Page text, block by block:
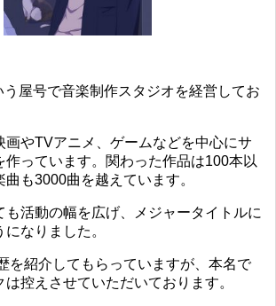
う屋号で音楽制作スタジオを経営してお
画やTVアニメ、ゲームなどを中心にサ
作っています。関わった作品は100本以
曲も3000曲を越えています。
も活動の幅を広げ、メジャータイトルに
なりました。
を紹介してもらっていますが、本名で
控えさせていただいております。